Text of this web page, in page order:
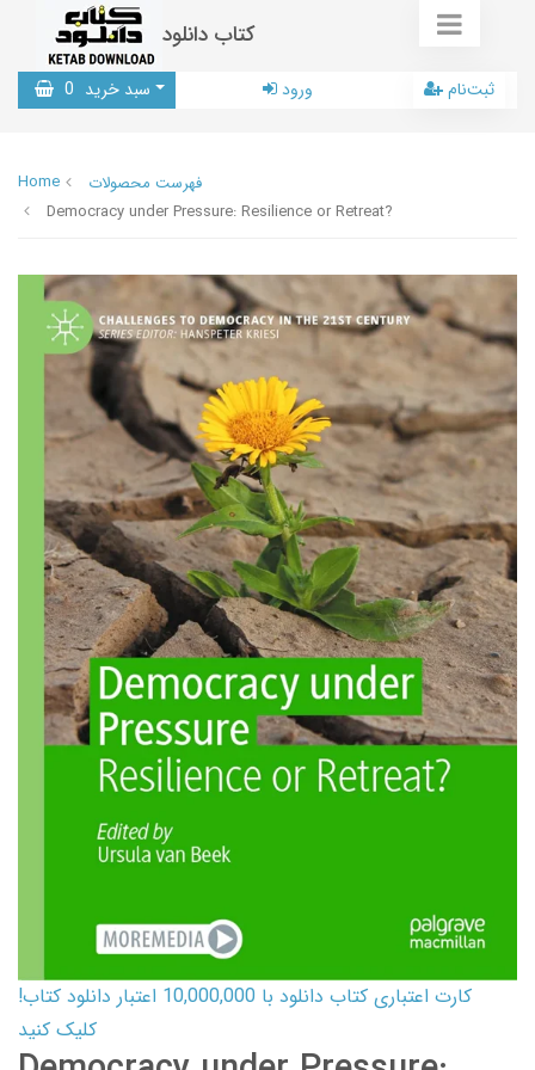
کتاب دانلود
سبد خرید 0 ورود ثبت‌نام
Home
فهرست محصولات
Democracy under Pressure: Resilience or Retreat?
کارت اعتباری کتاب دانلود با 10,000,000 اعتبار دانلود کتاب!
کلیک کنید